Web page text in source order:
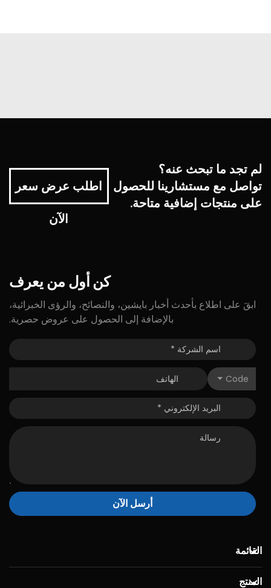
لم تجد ما تبحث عنه؟
تواصل مع مستشارينا للحصول
على منتجات إضافية متاحة.
اطلب عرض سعر
الآن
كنأول من يعرف
ابقَ على اطلاع بأحدث أخبار بايشين، والنصائح، والرؤى الخبرائية،
بالإضافة إلى الحصول على عروض حصرية.
Code
أرسل الآن
القائمة
المنتج